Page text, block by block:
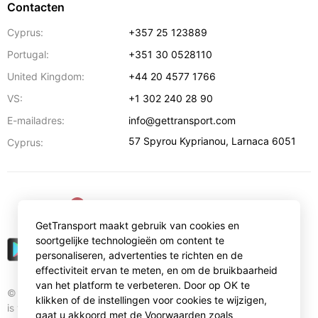
Contacten
Cyprus:
+357 25 123889
Portugal:
+351 30 0528110
United Kingdom:
+44 20 4577 1766
VS:
+1 302 240 28 90
E-mailadres:
info@gettransport.com
Cyprus:
57 Spyrou Kyprianou, Larnaca 6051
© Gettransport International Limited. GetTransport®
is trademark of Gettransport International Limited.
GetTransport maakt gebruik van cookies en
soortgelijke technologieën om content te
personaliseren, advertenties te richten en de
effectiviteit ervan te meten, en om de bruikbaarheid
van het platform te verbeteren. Door op OK te
klikken of de instellingen voor cookies te wijzigen,
gaat u akkoord met de Voorwaarden zoals